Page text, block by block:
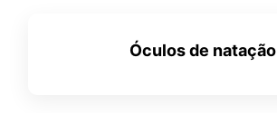
Óculos de natação